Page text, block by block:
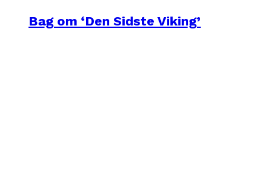
Bag om ‘Den Sidste Viking’